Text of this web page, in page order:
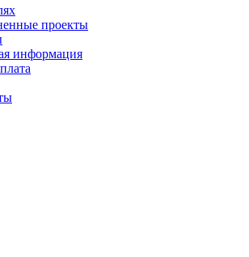
проекты
информация